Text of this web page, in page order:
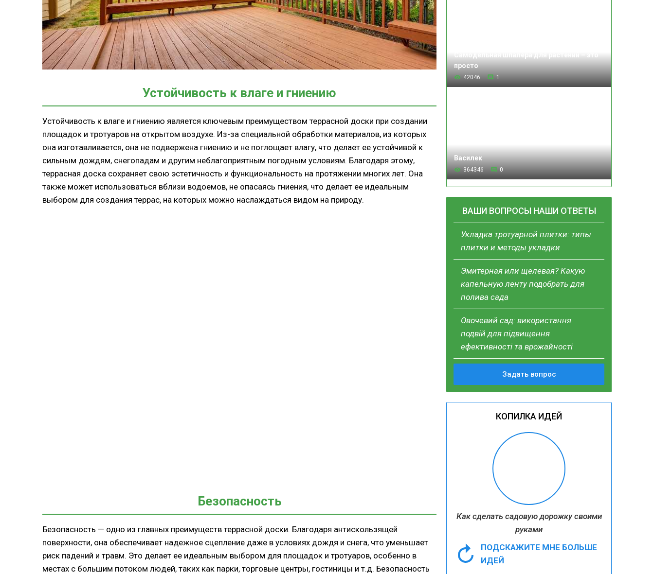
просто
42046 1
Василек
364346 0
ВАШИ ВОПРОСЫ НАШИ ОТВЕТЫ
Укладка тротуарной плитки: типы
плитки и методы укладки
Эмитерная или щелевая? Какую
капельную ленту подобрать для
полива сада
Овочевий сад: використання
подвій для підвищення
ефективності та врожайності
Задать вопрос
КОПИЛКА ИДЕЙ
Как сделать садовую дорожку своими
руками
ПОДСКАЖИТЕ МНЕ БОЛЬШЕ
ИДЕЙ
Устойчивость к влаге и гниению
Устойчивость к влаге и гниению является ключевым преимуществом террасной доски при создании
площадок и тротуаров на открытом воздухе. Из-за специальной обработки материалов, из которых
она изготавливается, она не подвержена гниению и не поглощает влагу, что делает ее устойчивой к
сильным дождям, снегопадам и другим неблагоприятным погодным условиям. Благодаря этому,
террасная доска сохраняет свою эстетичность и функциональность на протяжении многих лет. Она
также может использоваться вблизи водоемов, не опасаясь гниения, что делает ее идеальным
выбором для создания террас, на которых можно наслаждаться видом на природу.
Безопасность
Безопасность — одно из главных преимуществ террасной доски. Благодаря антискользящей
поверхности, она обеспечивает надежное сцепление даже в условиях дождя и снега, что уменьшает
риск падений и травм. Это делает ее идеальным выбором для площадок и тротуаров, особенно в
местах с большим потоком людей, таких как парки, торговые центры, гостиницы и т.д. Безопасность